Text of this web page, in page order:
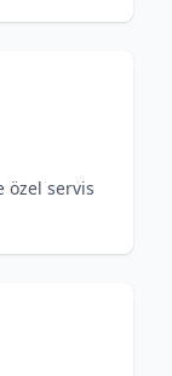
özel servis